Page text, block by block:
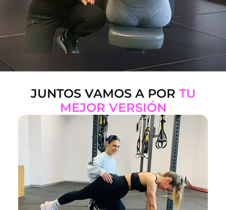
JUNTOS VAMOS A POR TU
MEJOR VERSIÓN